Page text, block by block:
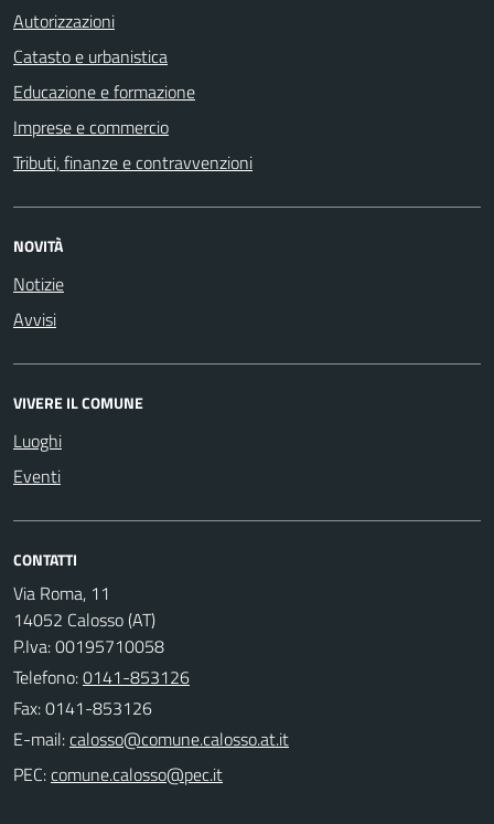
Autorizzazioni
Catasto e urbanistica
Educazione e formazione
Imprese e commercio
Tributi, finanze e contravvenzioni
NOVITÀ
Notizie
Avvisi
VIVERE IL COMUNE
Luoghi
Eventi
CONTATTI
Via Roma, 11
14052 Calosso (AT)
P.Iva: 00195710058
Telefono:0141-853126
Fax: 0141-853126
E-mail:
PEC: